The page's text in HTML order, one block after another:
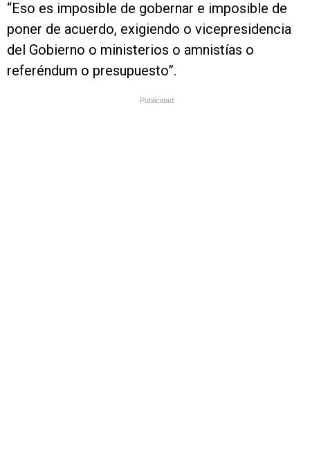
“Eso es imposible de gobernar e imposible de
poner de acuerdo, exigiendo o vicepresidencia
del Gobierno o ministerios o amnistías o
referéndum o presupuesto”.
Publicidad